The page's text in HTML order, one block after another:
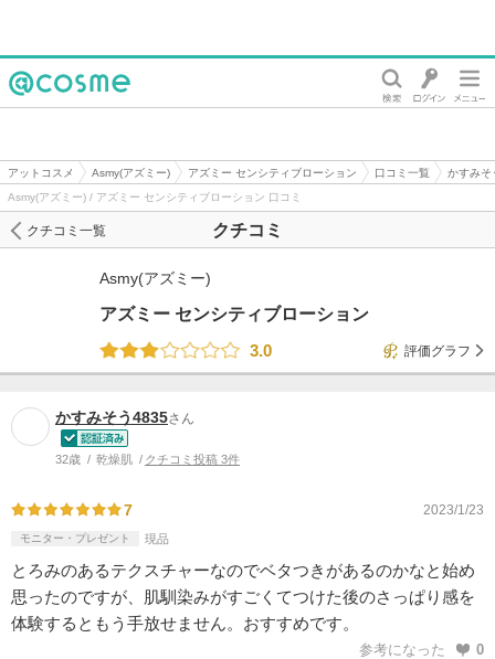
アットコスメ Asmy(アズミー) アズミー センシティブローション 口コミ一覧
かすみそ
Asmy(アズミー) / アズミー センシティブローション 口コミ
クチコミ
クチコミ一覧
Asmy(アズミー)
アズミー センシティブローション
3.0
評価グラフ
かすみそう4835さん
32歳 乾燥肌 クチコミ投稿 3件
7 2023/1/23
モニター・プレゼント 現品
とろみのあるテクスチャーなのでベタつきがあるのかなと始め
思ったのですが、肌馴染みがすごくてつけた後のさっぱり感を
体験するともう手放せません。おすすめです。
参考になった 0